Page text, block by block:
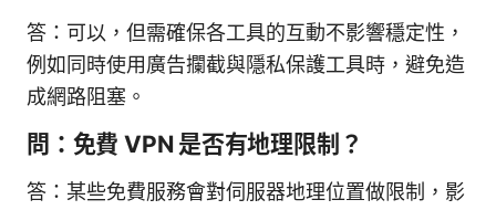
答：可以，但需確保各工具的互動不影響穩定性，
例如同時使用廣告攔截與隱私保護工具時，避免造
成網路阻塞。
問：免費 VPN 是否有地理限制？
答：某些免費服務會對伺服器地理位置做限制，影